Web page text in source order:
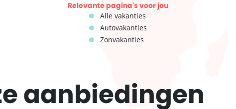
Relevante pagina's voor jou
Alle vakanties
Autovakanties
Zonvakanties
aanbiedingen